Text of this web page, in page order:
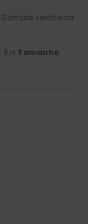
Compra verificada
: 5 /5 Tamanho: